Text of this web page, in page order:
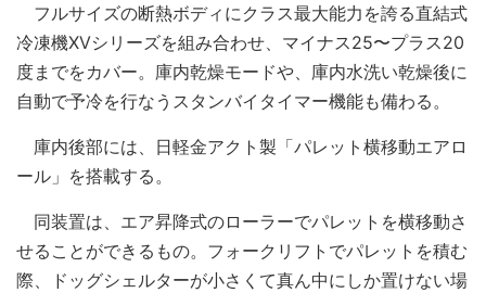
フルサイズの断熱ボディにクラス最大能力を誇る直結式
冷凍機XVシリーズを組み合わせ、マイナス25〜プラス20
度までをカバー。庫内乾燥モードや、庫内水洗い乾燥後に
自動で予冷を行なうスタンバイタイマー機能も備わる。
庫内後部には、日軽金アクト製「パレット横移動エアロ
ール」を搭載する。
同装置は、エア昇降式のローラーでパレットを横移動さ
せることができるもの。フォークリフトでパレットを積む
際、ドッグシェルターが小さくて真ん中にしか置けない場